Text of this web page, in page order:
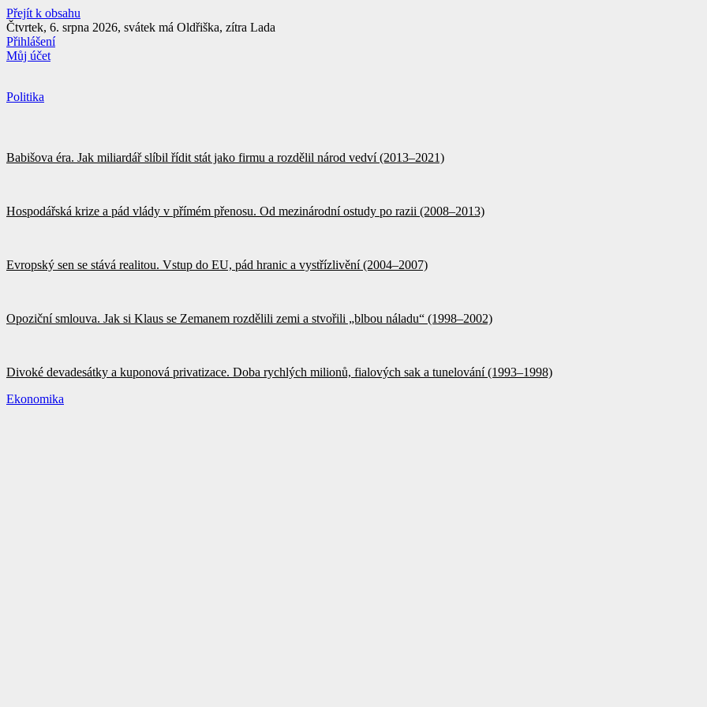
Přejít k obsahu
Čtvrtek, 6. srpna 2026, svátek má Oldřiška, zítra Lada
Přihlášení
Můj účet
Politika
Babišova éra. Jak miliardář slíbil řídit stát jako firmu a rozdělil národ vedví (2013–2021)
Hospodářská krize a pád vlády v přímém přenosu. Od mezinárodní ostudy po razii (2008–2013)
Evropský sen se stává realitou. Vstup do EU, pád hranic a vystřízlivění (2004–2007)
Opoziční smlouva. Jak si Klaus se Zemanem rozdělili zemi a stvořili „blbou náladu“ (1998–2002)
Divoké devadesátky a kuponová privatizace. Doba rychlých milionů, fialových sak a tunelování (1993–1998)
Ekonomika